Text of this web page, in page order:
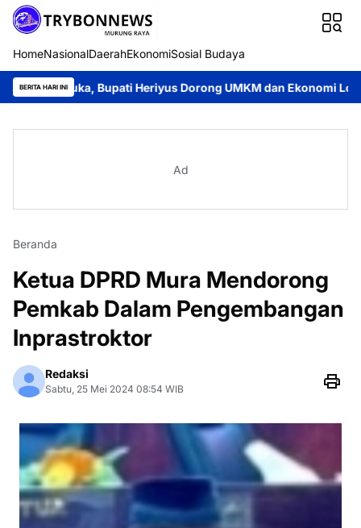
HomeNasionalDaerahEkonomiSosial Budaya
BERITA HARI INI
Bupati Heriyus Dorong UMKM dan Ekonomi Lokal Jayadie
Ad
Beranda
Ketua DPRD Mura Mendorong
Pemkab Dalam Pengembangan
Inprastroktor
Redaksi
Sabtu, 25 Mei 2024 08:54 WIB